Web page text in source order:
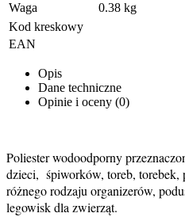
Waga
0.38 kg
Kod kreskowy
EAN
Opis
Dane techniczne
Opinie i oceny (0)
Poliester wodoodporny
dzieci, śpiworków, toreb, torebek,
różnego rodzaju organizerów,
legowisk dla zwierząt.